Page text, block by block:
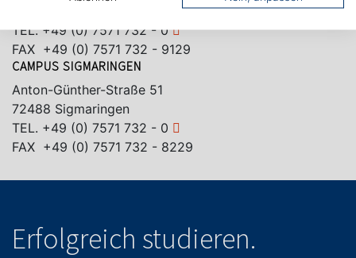
TEL.+49 (0) 7571 732 - 0
FAX +49 (0) 7571 732 - 9129
CAMPUS SIGMARINGEN
Anton-Günther-Straße 51
72488 Sigmaringen
TEL. +49 (0) 7571 732 - 0
FAX +49 (0) 7571 732 - 8229
Erfolgreich studieren.